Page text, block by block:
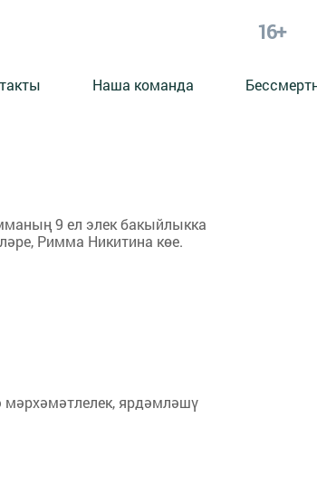
16+
Наша команда
9 ел элек бакыйлыкка
Римма Никитина көе.
мәрхәмәтлелек, ярдәмләшү